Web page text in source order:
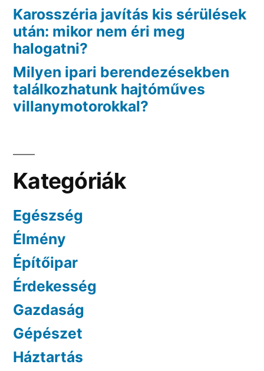
Karosszéria javítás kis sérülések
után: mikor nem éri meg
halogatni?
Milyen ipari berendezésekben
találkozhatunk hajtóműves
villanymotorokkal?
Kategóriák
Egészség
Élmény
Építőipar
Érdekesség
Gazdaság
Gépészet
Háztartás